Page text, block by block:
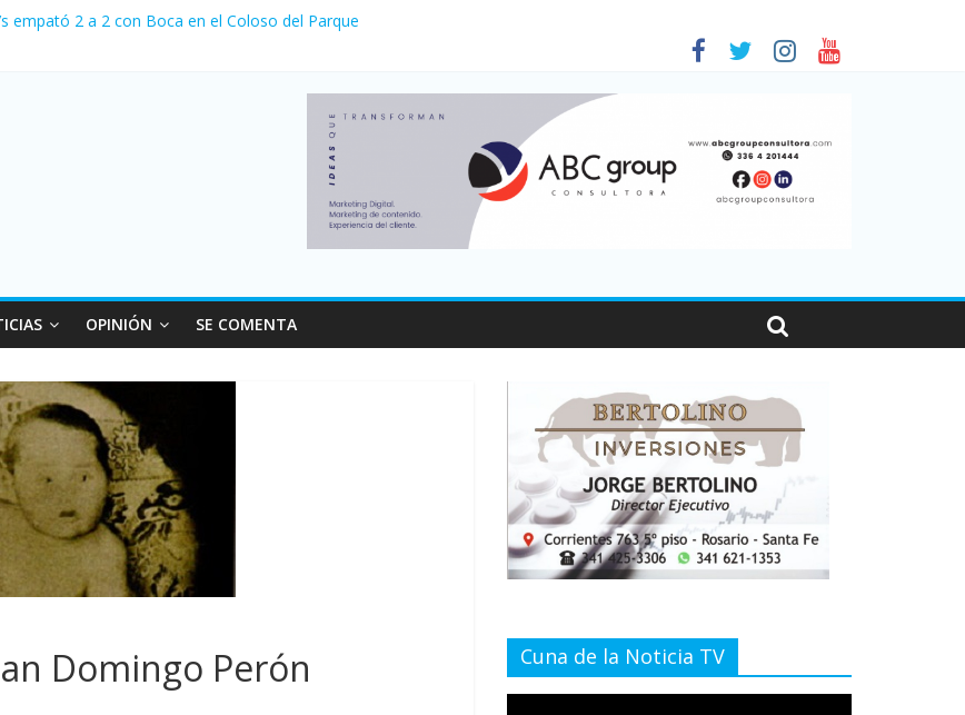
con el Gobierno nacional
con más movimiento y consumo turístico: 4,6 millones de personas viajaron por el país, un 5,9% más que en 2025
de autos usados en julio: bajó un 12,6% interanual
OPINIÓN SE COMENTA
Domingo Perón Cuna de la Noticia TV